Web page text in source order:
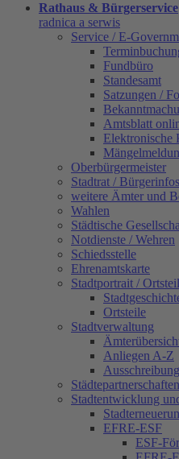
Rathaus & Bürgerservice
radnica a serwis
Service / E-
Fundbüro
Standesamt
Satzungen /
Amtsblatt
Elektronische
Oberbürgermeister
Stadtrat / Bürgerinfos
weitere Ämter und
Wahlen
Städtische
Notdienste / Wehren
Schiedsstelle
Ehrenamtskarte
Stadtportrait /
Ortsteile
Stadtverwaltung
Anliegen A-Z
Städtepartnerschaften
Stadtentwicklung
EFRE-ESF
ESF-